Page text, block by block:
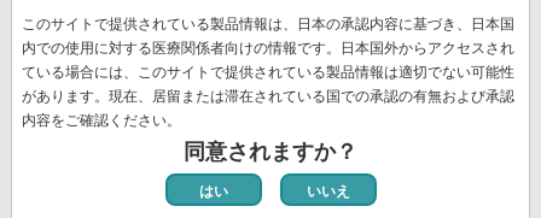
送
り
頭
ペ
ー
ジ
ペ
ー
ジ
ー
ジ
ー
ジ
ー
ジ
ー
ジ
レ
ン
ト
ペ
ー
ジ
ペ
ー
ジ
12
ペ
ー
ジ
13
ペ
ー
ジ
14
次
ペ
ー
››
最
終
ペ
ジ
最終 »
新着情報一覧
このサイトで提供されている製品情報は、日本の承認内容に基づき、日本国
内での使用に対する医療関係者向けの情報です。日本国外からアクセスされ
ている場合には、このサイトで提供されている製品情報は適切でない可能性
があります。現在、居留または滞在されている国での承認の有無および承認
内容をご確認ください。
同意されますか？
はい いいえ